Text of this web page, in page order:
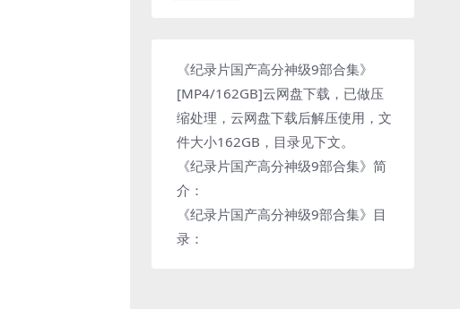
《纪录片国产高分神级9部合集》
[MP4/162GB]云网盘下载，已做压
缩处理，云网盘下载后解压使用，文
件大小162GB，目录见下文。
《纪录片国产高分神级9部合集》简
介：
《纪录片国产高分神级9部合集》目
录：